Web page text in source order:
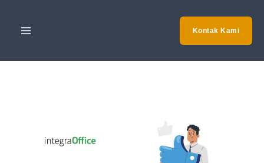
Kontak Kami